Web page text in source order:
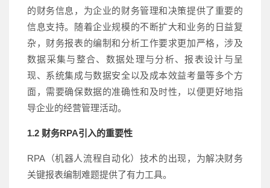
的财务信息，为企业的财务管理和决策提供了重要的
信息支持。随着企业规模的不断扩大和业务的日益复
杂，财务报表的编制和分析工作要求更加严格，涉及
数据采集与整合、数据处理与分析、报表设计与呈
现、系统集成与数据安全以及成本效益考量等多个方
面，需要确保数据的准确性和及时性，以便更好地指
导企业的经营管理活动。
1.2 财务RPA引入的重要性
RPA（机器人流程自动化）技术的出现，为解决财务
关键报表编制难题提供了有力工具。